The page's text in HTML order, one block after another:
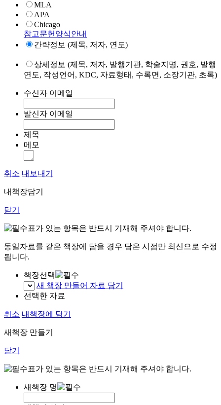
MLA
APA
Chicago
참고문헌양식안내
간략정보 (제목, 저자, 연도)
상세정보 (제목, 저자, 발행기관, 학술지명, 권호, 발행
연도, 작성언어, KDC, 자료형태, 수록면, 소장기관, 초록)
수신자 이메일
발신자 이메일
제목
메모
취소 내보내기
내책장담기
닫기
표가 있는 항목은 반드시 기재해 주셔야 합니다.
동일자료를 같은 책장에 담을 경우 담은 시점만 최신으로 수정
됩니다.
책장선택
새 책장 만들어 자료 담기
선택한 자료
취소 내책장에 담기
새책장 만들기
닫기
표가 있는 항목은 반드시 기재해 주셔야 합니다.
새책장 명